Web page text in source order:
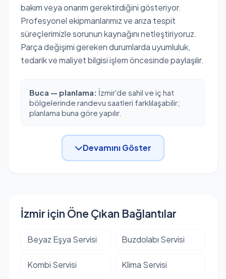
bakım veya onarım gerektirdiğini gösteriyor.
Profesyonel ekipmanlarımız ve arıza tespit
süreçlerimizle sorunun kaynağını netleştiriyoruz.
Parça değişimi gereken durumlarda uyumluluk,
tedarik ve maliyet bilgisi işlem öncesinde paylaşılır.
Buca — planlama: İzmir'de sahil ve iç hat
bölgelerinde randevu saatleri farklılaşabilir;
planlama buna göre yapılır.
Devamını Göster
İzmir için Öne Çıkan Bağlantılar
Beyaz Eşya Servisi Buzdolabı Servisi
Kombi Servisi Klima Servisi